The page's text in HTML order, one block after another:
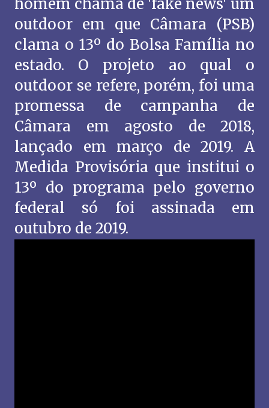
homem chama de 'fake news' um
outdoor em que Câmara (PSB)
clama o 13º do Bolsa Família no
estado. O projeto ao qual o
outdoor se refere, porém, foi uma
promessa de campanha de
Câmara em agosto de 2018,
lançado em março de 2019. A
Medida Provisória que institui o
13º do programa pelo governo
federal só foi assinada em
outubro de 2019.